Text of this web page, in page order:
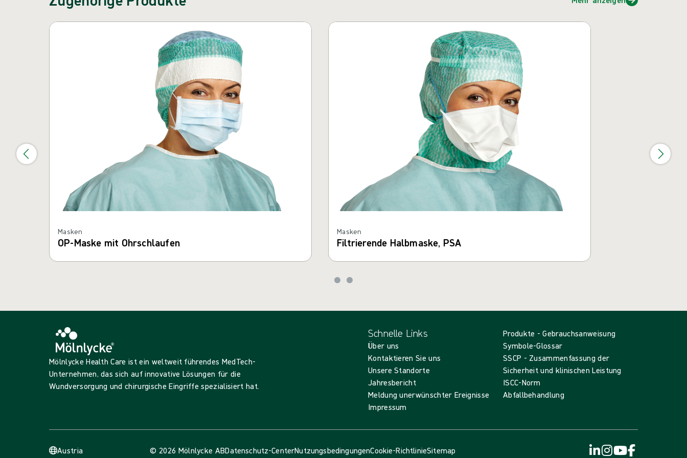
Masken
OP-Maske mit Ohrschlaufen
Masken
Filtrierende Halbmaske, PSA
Mölnlycke Health Care ist ein weltweit führendes MedTech-
Unternehmen, das sich auf innovative Lösungen für die
Wundversorgung und chirurgische Eingriffe spezialisiert hat.
Schnelle Links
Über uns
Kontaktieren Sie uns
Unsere Standorte
Jahresbericht
Meldung unerwünschter Ereignisse
Impressum
Produkte - Gebrauchsanweisung
Symbole-Glossar
SSCP - Zusammenfassung der
Sicherheit und klinischen Leistung
ISCC-Norm
Abfallbehandlung
Austria © 2026 Mölnlycke ABDatenschutz-CenterNutzungsbedingungenCookie-RichtlinieSitemap